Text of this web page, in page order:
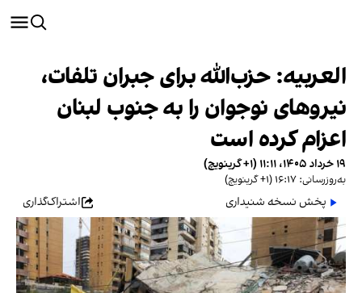
العربیه: حزب‌الله برای جبران تلفات،
نیروهای نوجوان را به جنوب لبنان
اعزام کرده است
۱۹ خرداد ۱۴۰۵، ۱۱:۱۱ (‎+۱ گرینویچ)
به‌روزرسانی: ۱۶:۱۷ (‎+۱ گرینویچ)
پخش نسخه شنیداری اشتراک‌گذاری